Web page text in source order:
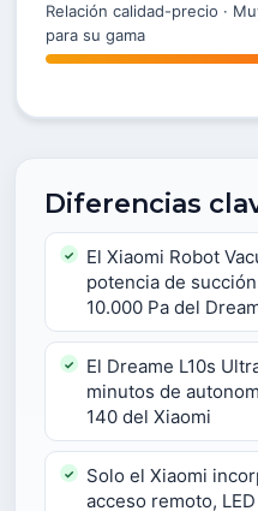
Relación calidad-precio ·
para su gama
Diferencias
El Xiaomi Robot
potencia de
10.000 Pa del
El Dreame L10s
minutos de
140 del Xiaomi
Solo el Xiaomi
acceso remoto,